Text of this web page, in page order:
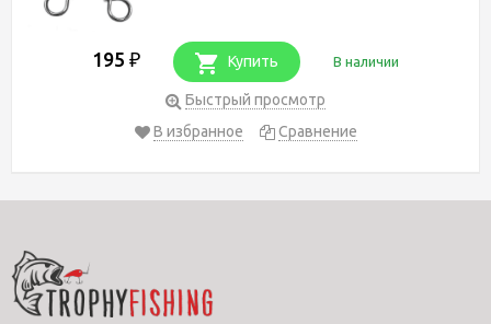
195 ₽ Купить В наличии
Быстрый просмотр
В избранное
Сравнение